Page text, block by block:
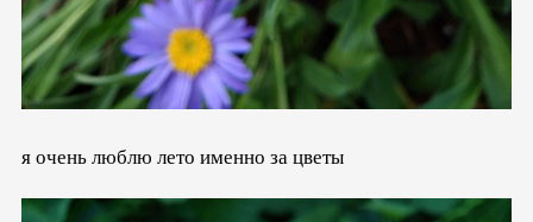
я очень люблю лето именно за цветы